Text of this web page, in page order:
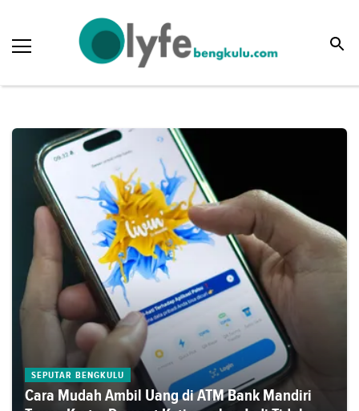
SEPUTAR BENGKULU
Cara Mudah Ambil Uang di ATM Bank Mandiri